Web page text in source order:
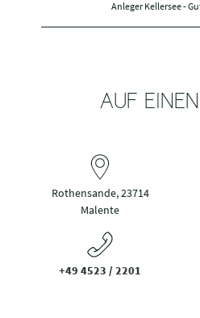
Anleger Kellersee -
AUF
Rothensande, 23714
Malente
+49 4523 / 2201